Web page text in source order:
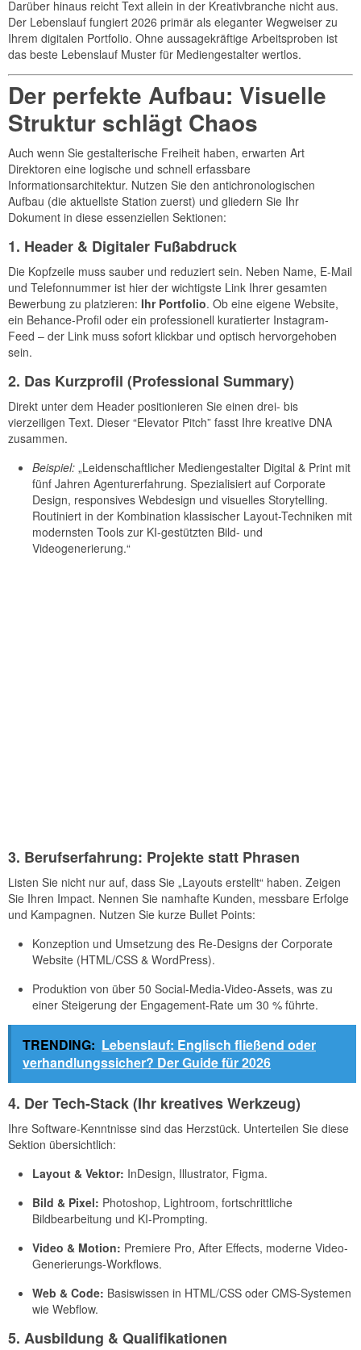
Darüber hinaus reicht Text allein in der Kreativbranche nicht aus.
Der Lebenslauf fungiert 2026 primär als eleganter Wegweiser zu
Ihrem digitalen Portfolio. Ohne aussagekräftige Arbeitsproben ist
das beste Lebenslauf Muster für Mediengestalter wertlos.
Der perfekte Aufbau: Visuelle
Struktur schlägt Chaos
Auch wenn Sie gestalterische Freiheit haben, erwarten Art
Direktoren eine logische und schnell erfassbare
Informationsarchitektur. Nutzen Sie den antichronologischen
Aufbau (die aktuellste Station zuerst) und gliedern Sie Ihr
Dokument in diese essenziellen Sektionen:
1. Header & Digitaler Fußabdruck
Die Kopfzeile muss sauber und reduziert sein. Neben Name, E-Mail
und Telefonnummer ist hier der wichtigste Link Ihrer gesamten
Bewerbung zu platzieren: Ihr Portfolio. Ob eine eigene Website,
ein Behance-Profil oder ein professionell kuratierter Instagram-
Feed – der Link muss sofort klickbar und optisch hervorgehoben
sein.
2. Das Kurzprofil (Professional Summary)
Direkt unter dem Header positionieren Sie einen drei- bis
vierzeiligen Text. Dieser “Elevator Pitch” fasst Ihre kreative DNA
zusammen.
Beispiel: „Leidenschaftlicher Mediengestalter Digital & Print mit
fünf Jahren Agenturerfahrung. Spezialisiert auf Corporate
Design, responsives Webdesign und visuelles Storytelling.
Routiniert in der Kombination klassischer Layout-Techniken mit
modernsten Tools zur KI-gestützten Bild- und
Videogenerierung.“
3. Berufserfahrung: Projekte statt Phrasen
Listen Sie nicht nur auf, dass Sie „Layouts erstellt“ haben. Zeigen
Sie Ihren Impact. Nennen Sie namhafte Kunden, messbare Erfolge
und Kampagnen. Nutzen Sie kurze Bullet Points:
Konzeption und Umsetzung des Re-Designs der Corporate
Website (HTML/CSS & WordPress).
Produktion von über 50 Social-Media-Video-Assets, was zu
einer Steigerung der Engagement-Rate um 30 % führte.
TRENDING: Lebenslauf: Englisch fließend oder
verhandlungssicher? Der Guide für 2026
4. Der Tech-Stack (Ihr kreatives Werkzeug)
Ihre Software-Kenntnisse sind das Herzstück. Unterteilen Sie diese
Sektion übersichtlich:
Layout & Vektor: InDesign, Illustrator, Figma.
Bild & Pixel: Photoshop, Lightroom, fortschrittliche
Bildbearbeitung und KI-Prompting.
Video & Motion: Premiere Pro, After Effects, moderne Video-
Generierungs-Workflows.
Web & Code: Basiswissen in HTML/CSS oder CMS-Systemen
wie Webflow.
5. Ausbildung & Qualifikationen